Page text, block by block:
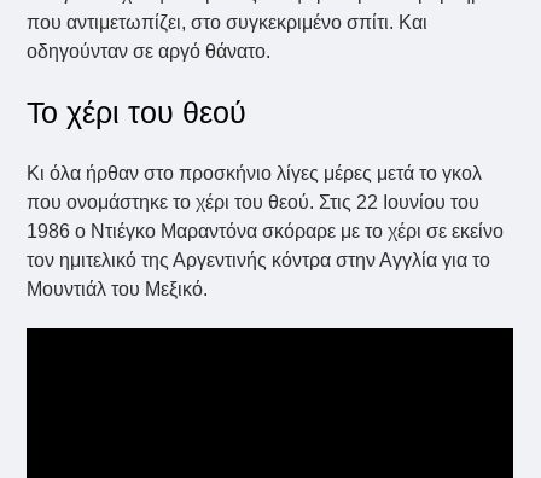
που αντιμετωπίζει, στο συγκεκριμένο σπίτι. Και
οδηγούνταν σε αργό θάνατο.
Το χέρι του θεού
Κι όλα ήρθαν στο προσκήνιο λίγες μέρες μετά το γκολ
που ονομάστηκε το χέρι του θεού. Στις 22 Ιουνίου του
1986 ο Ντιέγκο Μαραντόνα σκόραρε με το χέρι σε εκείνο
τον ημιτελικό της Αργεντινής κόντρα στην Αγγλία για το
Μουντιάλ του Μεξικό.